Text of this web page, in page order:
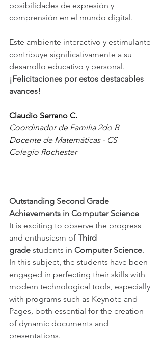
posibilidades de expresión y
comprensión en el mundo digital.
Este ambiente interactivo y estimulante
contribuye significativamente a su
desarrollo educativo y personal.
¡Felicitaciones por estos destacables
avances!
Claudio Serrano C.
Coordinador de Familia 2do B
Docente de Matemáticas - CS
Colegio Rochester
Outstanding Second Grade
Achievements in Computer Science
It is exciting to observe the progress
and enthusiasm of Third
grade students in Computer Science.
In this subject, the students have been
engaged in perfecting their skills with
modern technological tools, especially
with programs such as Keynote and
Pages, both essential for the creation
of dynamic documents and
presentations.